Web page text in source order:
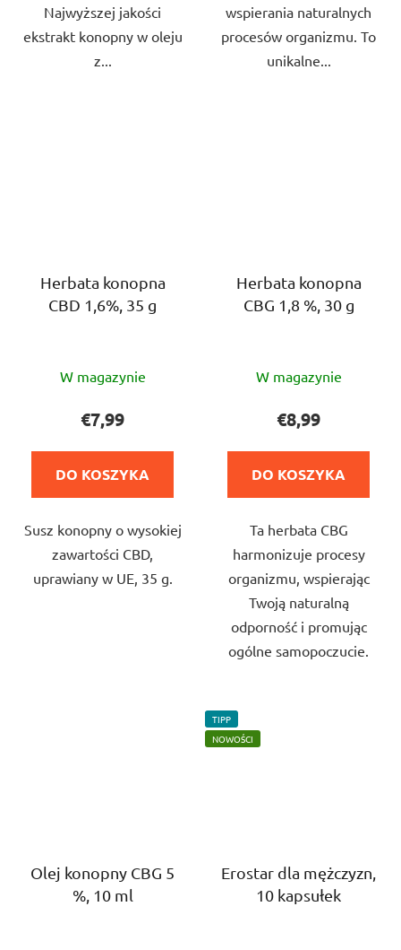
Najwyższej jakości
ekstrakt konopny w oleju
z...
wspierania naturalnych
procesów organizmu. To
unikalne...
Herbata konopna
CBD 1,6%, 35 g
ocena
produktu
wynosi
na
gwiazdek.
W magazynie
€7,99
DO KOSZYKA
Susz konopny o wysokiej
zawartości CBD,
uprawiany w UE, 35 g.
Herbata konopna
CBG 1,8 %, 30 g
ocena
produktu
wynosi
na
gwiazdek.
W magazynie
€8,99
DO KOSZYKA
Ta herbata CBG
harmonizuje procesy
organizmu, wspierając
Twoją naturalną
odporność i promując
ogólne samopoczucie.
Olej konopny CBG 5
%, 10 ml
TIPP
NOWOŚCI
Erostar dla mężczyzn,
10 kapsułek